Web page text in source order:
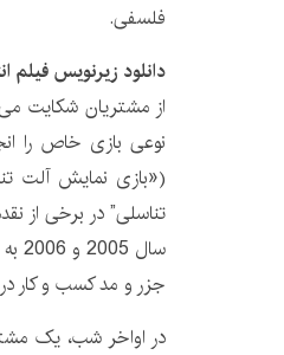
فلسفی.
دانلود زیرنویس فیلم
از مشتریان شکایت
نوعی بازی خاص را
(«بازی نمایش آلت
جزر و مد کسب و کار